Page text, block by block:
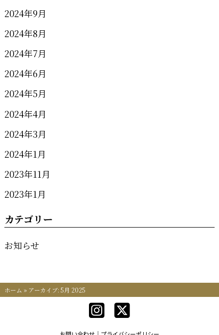
2024年9月
2024年8月
2024年7月
2024年6月
2024年5月
2024年4月
2024年3月
2024年1月
2023年11月
2023年1月
カテゴリー
お知らせ
ホーム » アーカイブ: 5月 2025